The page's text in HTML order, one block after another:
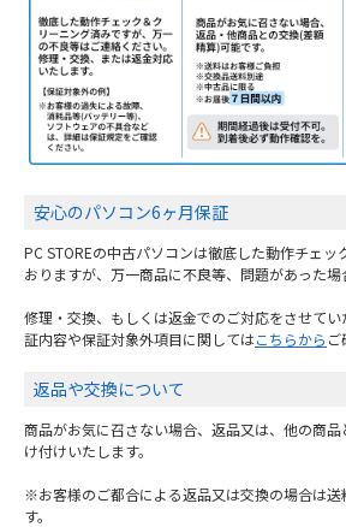
安心のパソコン6ヶ月保証
PC STOREの中古パソコンは徹底した動作チェッ
おりますが、万一商品に不良等、問題があった場
修理・交換、もしくは返金でのご対応をさせて
証内容や保証対象外項目に関してはこちらから ご
返品や交換について
商品がお気に召さない場合、返品又は、他の商
け付けいたします。
※お客様のご都合による返品又は交換の場合は送
す。